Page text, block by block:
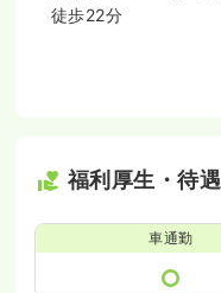
徒歩22分
福利厚生・待遇
車通勤